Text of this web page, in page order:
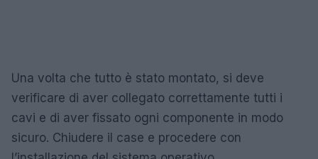
Una volta che tutto è stato montato, si deve
verificare di aver collegato correttamente tutti i
cavi e di aver fissato ogni componente in modo
sicuro. Chiudere il case e procedere con